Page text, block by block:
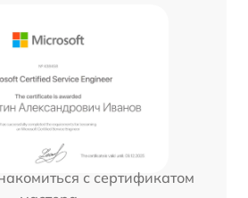
с сертификатом